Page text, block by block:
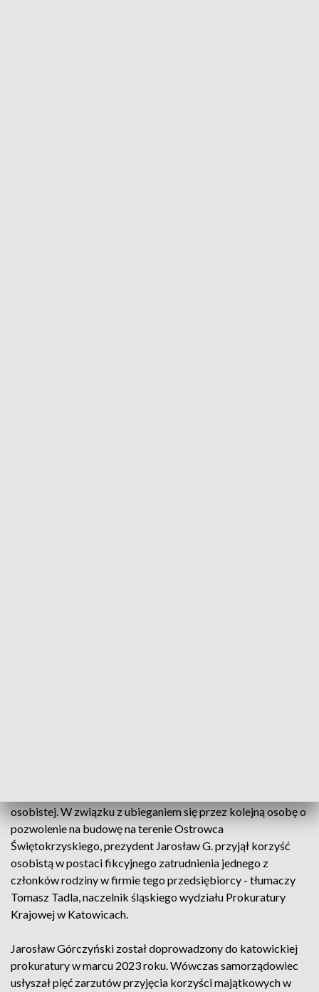
osobistej. W związku z ubieganiem się przez kolejną osobę o
pozwolenie na budowę na terenie Ostrowca
Świętokrzyskiego, prezydent Jarosław G. przyjął korzyść
osobistą w postaci fikcyjnego zatrudnienia jednego z
członków rodziny w firmie tego przedsiębiorcy - tłumaczy
Tomasz Tadla, naczelnik śląskiego wydziału Prokuratury
Krajowej w Katowicach.
Jarosław Górczyński został doprowadzony do katowickiej
prokuratury w marcu 2023 roku. Wówczas samorządowiec
usłyszał pięć zarzutów przyjęcia korzyści majątkowych w